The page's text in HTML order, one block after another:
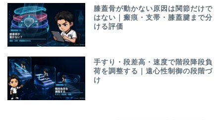
膝蓋骨が動かない原因は関節だけで
はない｜瘢痕・支帯・膝蓋腱まで分
ける評価
手すり・段差高・速度で階段降段負
荷を調整する｜遠心性制御の段階づ
け